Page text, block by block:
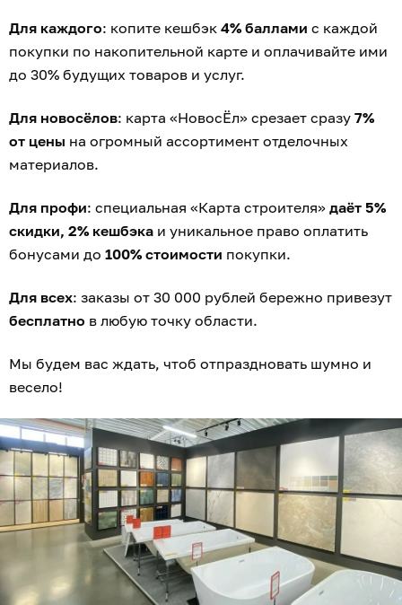
Для каждого: копите кешбэк 4% баллами с каждой
покупки по накопительной карте и оплачивайте ими
до 30% будущих товаров и услуг.
Для новосёлов: карта «НовосЁл» срезает сразу 7%
от цены на огромный ассортимент отделочных
материалов.
Для профи: специальная «Карта строителя» даёт 5%
скидки, 2% кешбэка и уникальное право оплатить
бонусами до 100% стоимости покупки.
Для всех: заказы от 30 000 рублей бережно привезут
бесплатно в любую точку области.
Мы будем вас ждать, чтоб отпраздновать шумно и
весело!